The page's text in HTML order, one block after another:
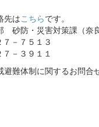
先はこちらです。
砂防・災害対策課（奈
－７５１３
－３９１１
避難体制に関するお問